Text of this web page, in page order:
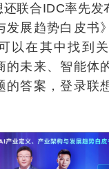
合IDC率先发
发展趋势白皮书
以在其中找到
的未来、智能体
的答案，登录联